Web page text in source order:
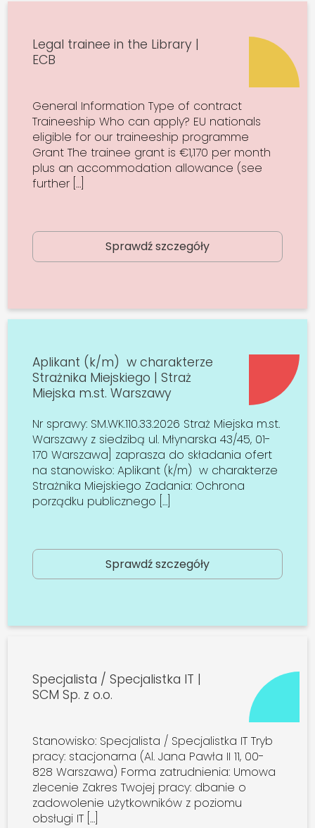
Legal trainee in the Library |
ECB
General Information Type of contract
Traineeship Who can apply? EU nationals
eligible for our traineeship programme
Grant The trainee grant is €1,170 per month
plus an accommodation allowance (see
further […]
Sprawdź szczegóły
Aplikant (k/m) w charakterze
Strażnika Miejskiego | Straż
Miejska m.st. Warszawy
Nr sprawy: SM.WK.110.33.2026 Straż Miejska m.st.
Warszawy z siedzibą ul. Młynarska 43/45, 01-
170 Warszawa] zaprasza do składania ofert
na stanowisko: Aplikant (k/m) w charakterze
Strażnika Miejskiego Zadania: Ochrona
porządku publicznego […]
Sprawdź szczegóły
Specjalista / Specjalistka IT |
SCM Sp. z o.o.
Stanowisko: Specjalista / Specjalistka IT Tryb
pracy: stacjonarna (Al. Jana Pawła II 11, 00-
828 Warszawa) Forma zatrudnienia: Umowa
zlecenie Zakres Twojej pracy: dbanie o
zadowolenie użytkowników z poziomu
obsługi IT […]